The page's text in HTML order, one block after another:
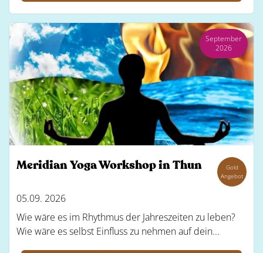
September
2026
Meridian Yoga Workshop in Thun
Gold
Angebot
05.09. 2026
Wie wäre es im Rhythmus der Jahreszeiten zu leben?
Wie wäre es selbst Einfluss zu nehmen auf dein...